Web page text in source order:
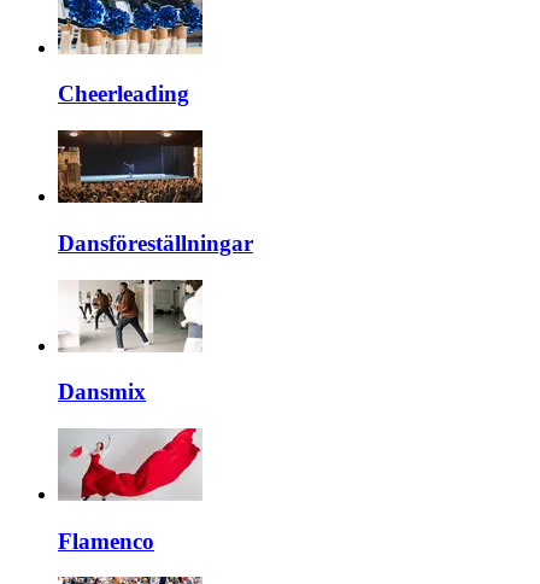
Cheerleading
Dansföreställningar
Dansmix
Flamenco